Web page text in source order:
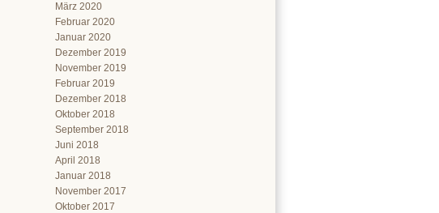
März 2020
Februar 2020
Januar 2020
Dezember 2019
November 2019
Februar 2019
Dezember 2018
Oktober 2018
September 2018
Juni 2018
April 2018
Januar 2018
November 2017
Oktober 2017